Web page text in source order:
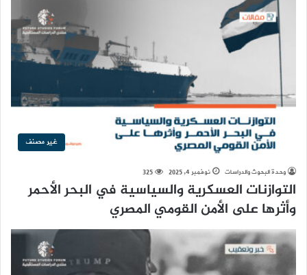
غير مصنف
وحدة البحوث والدراسات نوفمبر 4, 2025 325
التوازنات العسكرية والسياسية في البحر الأحمر
وأثرها على الأمن القومي المصري